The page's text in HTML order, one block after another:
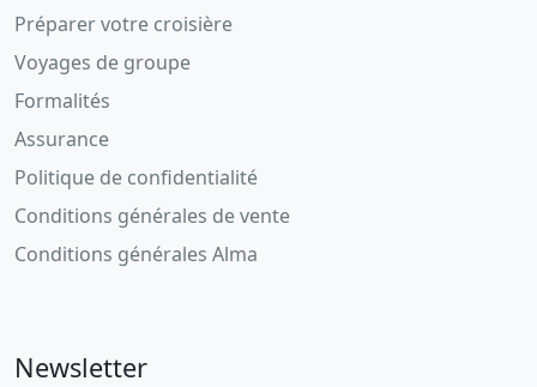
Préparer votre croisière
Voyages de groupe
Formalités
Assurance
Politique de confidentialité
Conditions générales de vente
Conditions générales Alma
Newsletter